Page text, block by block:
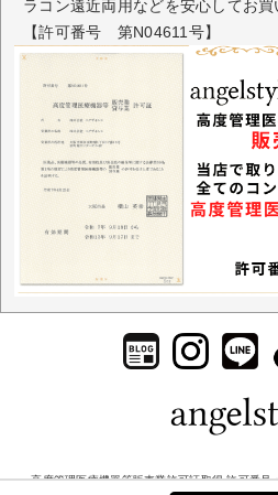
ラコン遠近両用などを安心してお買
【許可番号 第N04611号】
高度管理医療機器等販売業許可証取得 許可番